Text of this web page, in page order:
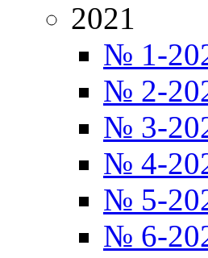
2021
№ 1-
№ 2-
№ 3-
№ 4-
№ 5-
№ 6-